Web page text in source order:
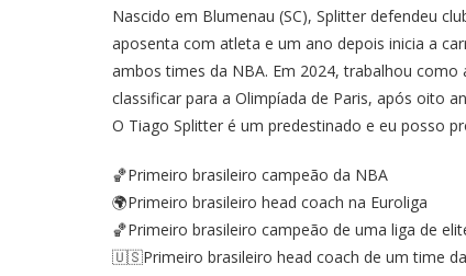
Nascido em Blumenau (SC), Splitter defendeu
aposenta com atleta e um ano depois inicia a
ambos times da NBA. Em 2024, trabalhou
classificar para a Olimpíada de Paris, após oito
O Tiago Splitter é um predestinado e eu posso
🏀Primeiro brasileiro campeão da NBA
🌍Primeiro brasileiro head coach na Euroliga
🏀Primeiro brasileiro campeão de uma liga de
🇺🇸Primeiro brasileiro head coach de um time